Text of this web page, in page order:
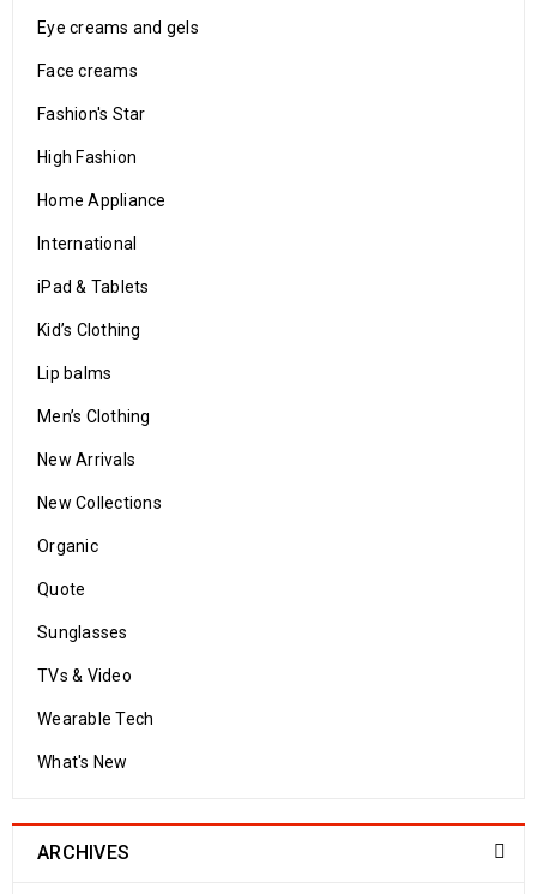
Eye creams and gels
Face creams
Fashion's Star
High Fashion
Home Appliance
International
iPad & Tablets
Kid’s Clothing
Lip balms
Men’s Clothing
New Arrivals
New Collections
Organic
Quote
Sunglasses
TVs & Video
Wearable Tech
What's New
ARCHIVES